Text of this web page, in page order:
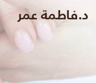
د.فاطمة عمر